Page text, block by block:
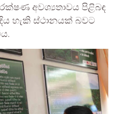
අවශ්‍යතාවය පිළිබඳ
හැකි ස්ථානයක් බවට